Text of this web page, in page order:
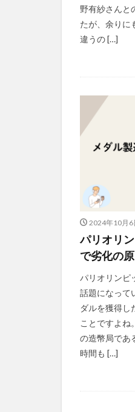
野有紗さんと
たが、余りに
違うの […]
2024年10月6
パリオリ
で劣化の
パリオリンピ
話題になって
ダルを獲得し
ことですよね
の造幣局であ
時間も […]